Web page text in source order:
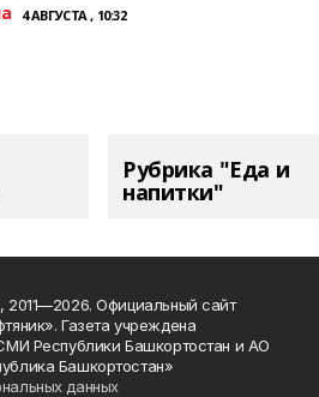
4 АВГУСТА , 10:32
Рубрика "Еда и
напитки"
2011—2026. Официальный сайт
Газета учреждена
Республики Башкортостан и АО
Башкортостан»
данных